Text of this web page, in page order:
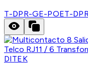
T-DPR-GE-POET-
DITEK